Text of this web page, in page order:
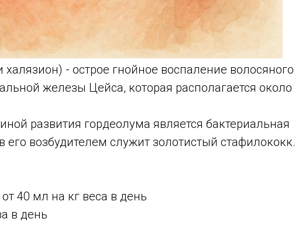
- острое гнойное воспаление волосяного
железы Цейса, которая располагается около
развития гордеолума является бактериальная
его возбудителем служит золотистый стафилококк.
от 40 мл на кг веса в день
в день